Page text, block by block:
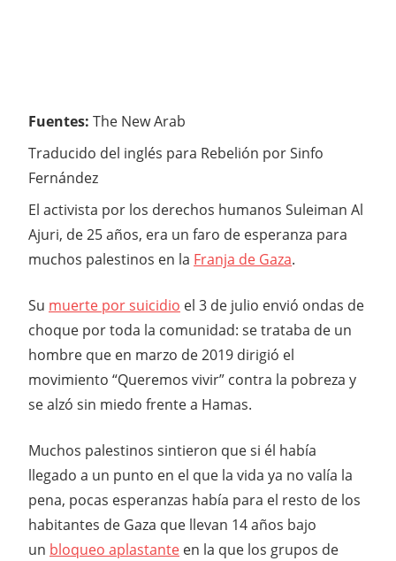
Fuentes: The New Arab
Traducido del inglés para Rebelión por Sinfo
Fernández
El activista por los derechos humanos Suleiman Al
Ajuri, de 25 años, era un faro de esperanza para
muchos palestinos en la Franja de Gaza.
Su muerte por suicidio el 3 de julio envió ondas de
choque por toda la comunidad: se trataba de un
hombre que en marzo de 2019 dirigió el
movimiento “Queremos vivir” contra la pobreza y
se alzó sin miedo frente a Hamas.
Muchos palestinos sintieron que si él había
llegado a un punto en el que la vida ya no valía la
pena, pocas esperanzas había para el resto de los
habitantes de Gaza que llevan 14 años bajo
un bloqueo aplastante en la que los grupos de